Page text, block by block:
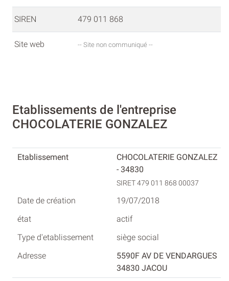
SIREN 479 011 868
Site web -- Site non communiqué --
Etablissements de l'entreprise
CHOCOLATERIE GONZALEZ
CHOCOLATERIE GONZALEZ
- 34830
SIRET 479 011 868 00037
19/07/2018
actif
siège social
5590F AV DE VENDARGUES
34830 JACOU